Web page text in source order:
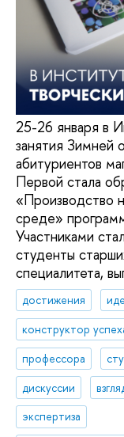
25-26 января в
занятия Зимней
абитуриентов
Первой стала
«Производство
среде»
Участниками
студенты
специалитета,
достижения
конструктор
профессора
дискуссии
экспертиза